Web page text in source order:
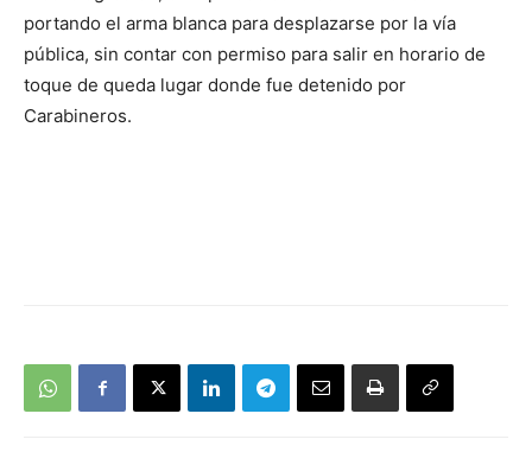
portando el arma blanca para desplazarse por la vía
pública, sin contar con permiso para salir en horario de
toque de queda lugar donde fue detenido por
Carabineros.